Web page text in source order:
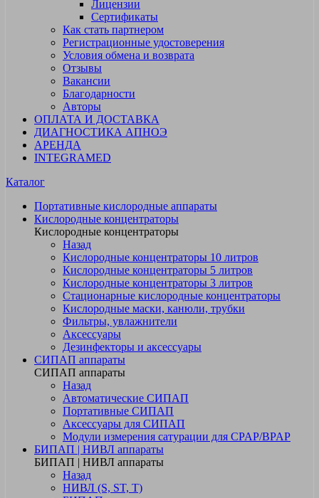
Лицензии
Сертификаты
Как стать партнером
Регистрационные удостоверения
Условия обмена и возврата
Отзывы
Вакансии
Благодарности
Авторы
ОПЛАТА И ДОСТАВКА
ДИАГНОСТИКА АПНОЭ
АРЕНДА
INTEGRAMED
Каталог
Портативные кислородные аппараты
Кислородные концентраторы
Кислородные концентраторы
Назад
Кислородные концентраторы 10 литров
Кислородные концентраторы 5 литров
Кислородные концентраторы 3 литров
Стационарные кислородные концентраторы
Кислородные маски, канюли, трубки
Фильтры, увлажнители
Аксессуары
Дезинфекторы и аксессуары
СИПАП аппараты
СИПАП аппараты
Назад
Автоматические СИПАП
Портативные СИПАП
Аксессуары для СИПАП
Модули измерения сатурации для CPAP/BPAP
БИПАП | НИВЛ аппараты
БИПАП | НИВЛ аппараты
Назад
НИВЛ (S, ST, T)